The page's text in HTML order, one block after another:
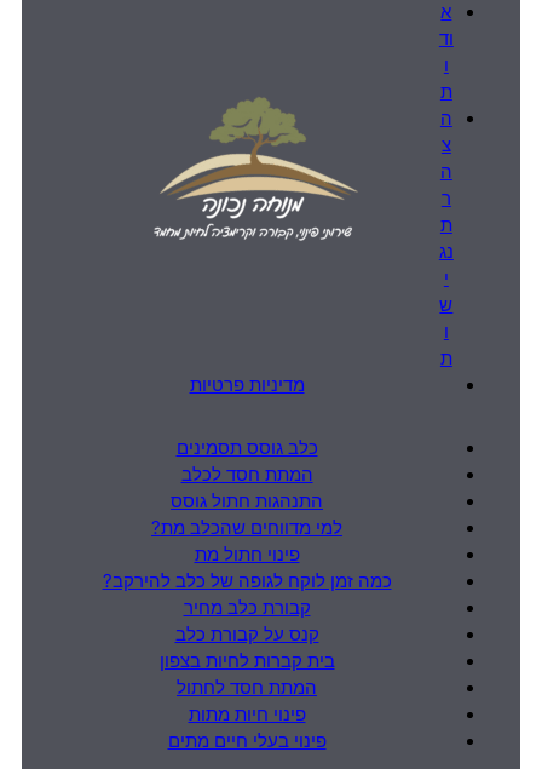
א
וד
ו
ת
ה
צ
ה
ר
ת
נג
י
ש
ו
ת
מדיניות פרטיות
כלב גוסס תסמינים
המתת חסד לכלב
התנהגות חתול גוסס
למי מדווחים שהכלב מת?
פינוי חתול מת
כמה זמן לוקח לגופה של כלב להירקב?
קבורת כלב מחיר
קנס על קבורת כלב
בית קברות לחיות בצפון
המתת חסד לחתול
פינוי חיות מתות
פינוי בעלי חיים מתים